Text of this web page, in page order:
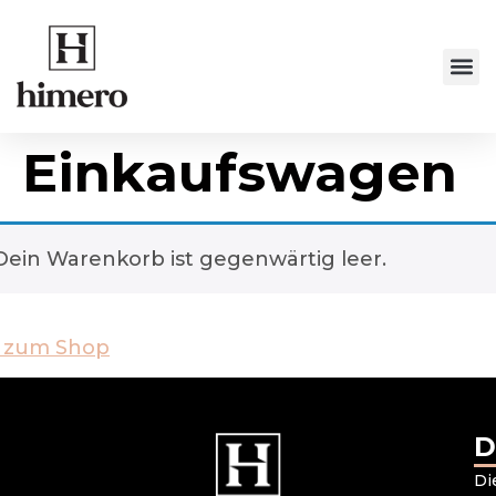
Einkaufswagen
Warenkorb ist gegenwärtig leer.
Shop